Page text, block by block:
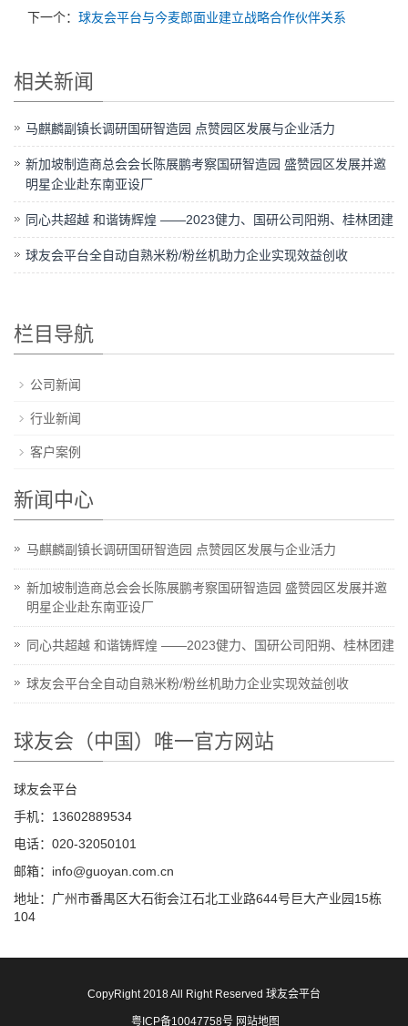
下一个： 球友会平台与今麦郎面业建立战略合作伙伴关系
相关新闻
马麒麟副镇长调研国研智造园 点赞园区发展与企业活力
新加坡制造商总会会长陈展鹏考察国研智造园 盛赞园区发展并邀
明星企业赴东南亚设厂
同心共超越 和谐铸辉煌 ——2023健力、国研公司阳朔、桂林团建
球友会平台全自动自熟米粉/粉丝机助力企业实现效益创收
栏目导航
公司新闻
行业新闻
客户案例
新闻中心
马麒麟副镇长调研国研智造园 点赞园区发展与企业活力
新加坡制造商总会会长陈展鹏考察国研智造园 盛赞园区发展并邀
明星企业赴东南亚设厂
同心共超越 和谐铸辉煌 ——2023健力、国研公司阳朔、桂林团建
球友会平台全自动自熟米粉/粉丝机助力企业实现效益创收
球友会（中国）唯一官方网站
球友会平台
手机：13602889534
电话：020-32050101
邮箱：info@guoyan.com.cn
地址：广州市番禺区大石街会江石北工业路644号巨大产业园15栋
104
CopyRight 2018 All Right Reserved 球友会平台
粤ICP备10047758号 网站地图